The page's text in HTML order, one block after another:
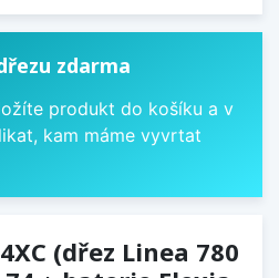
zdarma
produkt do košíku a v
kam máme vyvrtat
(dřez Linea 780